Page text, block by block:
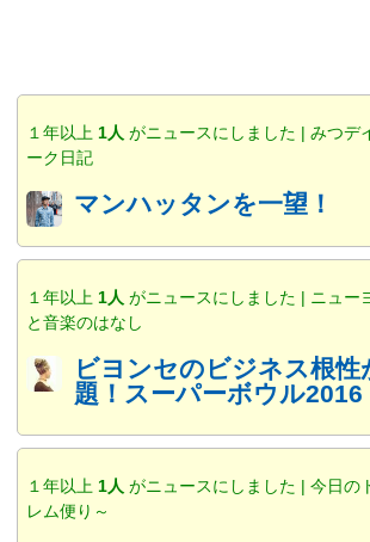
１年以上 1人 がニュースにしました | みつデ
ーク日記
マンハッタンを一望！
１年以上 1人 がニュースにしました | ニュー
と音楽のはなし
ビヨンセのビジネス根性
題！スーパーボウル2016
１年以上 1人 がニュースにしました | 今日
レム便り～